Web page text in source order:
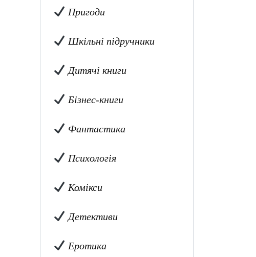
Пригоди
Шкільні підручники
Дитячі книги
Бізнес-книги
Фантастика
Психологія
Комікси
Детективи
Еротика